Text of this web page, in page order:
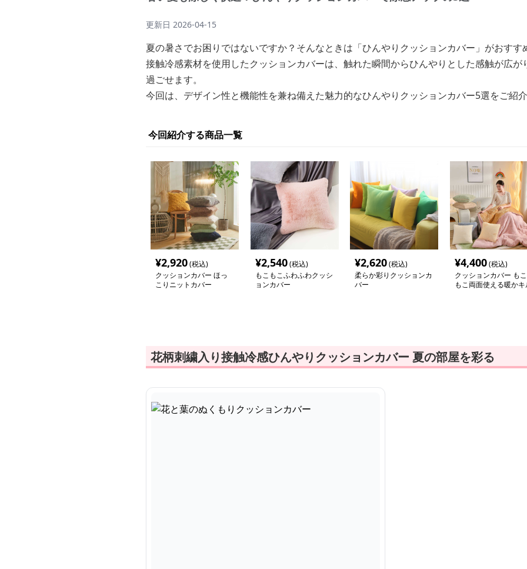
更新日 2026-04-15
夏の暑さでお困りではないですか？そんなときは「ひんやりクッションカバー」がおすす
接触冷感素材を使用したクッションカバーは、触れた瞬間からひんやりとした感触が広が
過ごせます。
今回は、デザイン性と機能性を兼ね備えた魅力的なひんやりクッションカバー5選をご紹介
今回紹介する商品一覧
¥2,920(税込)
クッションカバー ほっ
こりニットカバー
¥2,540(税込)
もこもこふわふわクッシ
ョンカバー
¥2,620(税込)
柔らか彩りクッションカ
バー
¥4,400(税込)
クッションカバー もこ
もこ両面使える暖かキ
花柄刺繍入り接触冷感ひんやりクッションカバー 夏の部屋を彩る